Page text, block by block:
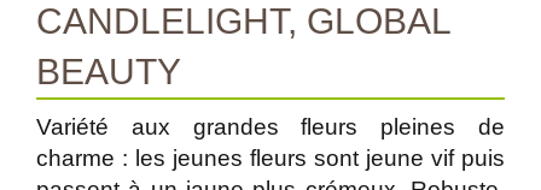
CANDLELIGHT, GLOBAL
BEAUTY
Variété aux grandes fleurs pleines de
charme : les jeunes fleurs sont jeune vif puis